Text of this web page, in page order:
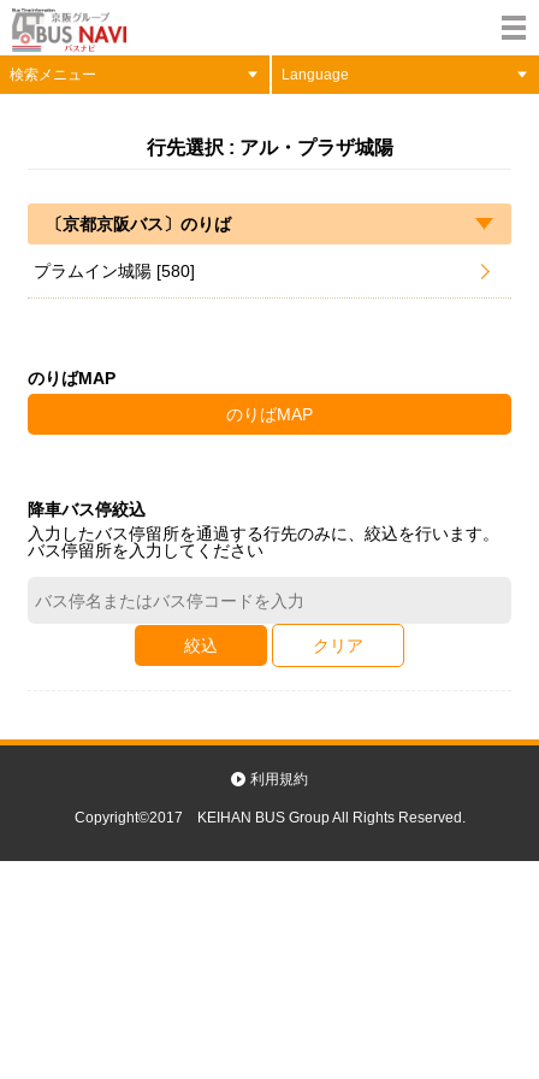
検索メニュー Language
行先選択 : アル・プラザ城陽
〔京都京阪バス〕のりば
プラムイン城陽 [580]
のりばMAP
のりばMAP
降車バス停絞込
入力したバス停留所を通過する行先のみに、絞込を行います。
バス停留所を入力してください
絞込 クリア
利用規約
Copyright©2017 KEIHAN BUS Group All Rights Reserved.